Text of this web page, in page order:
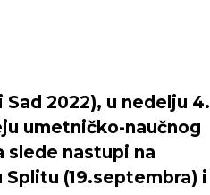
2022), u nedelju 4.
umetničko-naučnog
slede nastupi na
(19.septembra) i